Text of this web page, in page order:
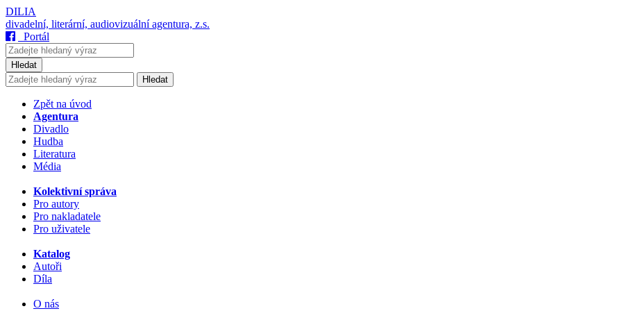
DILIA
divadelní, literární, audiovizuální agentura, z.s.
Portál
Hledat
Hledat
Zpět na úvod
Agentura
Divadlo
Hudba
Literatura
Média
Kolektivní správa
Pro autory
Pro nakladatele
Pro uživatele
Katalog
Autoři
Díla
O nás